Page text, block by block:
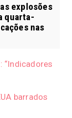
explosões
quarta-
nas
“Indicadores
barrados